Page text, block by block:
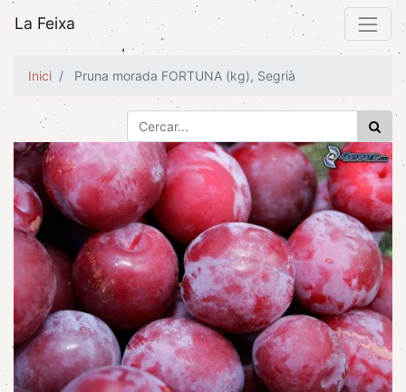
La Feixa
Inici Pruna morada FORTUNA (kg), Segrià